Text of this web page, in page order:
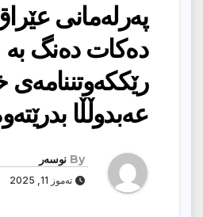
پەرلەمانی
دەکات دەنگ بە
رێککەوتننامەی
عەبدوڵڵا
By نوسەر
تەموز 11, 2025